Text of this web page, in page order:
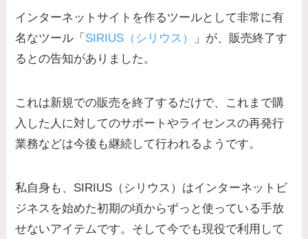
インターネットサイトを作るツールとして非常に有
名なツール「 SIRIUS（シリウス）
」が、販売終了す
るとの告知がありました。
これは新規での販売を終了するだけで、 これまで購
入した人に対してのサポートやライセンスの再発行
業務などは今後も継続して行われる ようです。
私自身も、SIRIUS（シリウス）はインターネットビ
ジネスを始めた初期の頃からずっと使っている手放
せないアイテムです。そして今でも現役で利用して